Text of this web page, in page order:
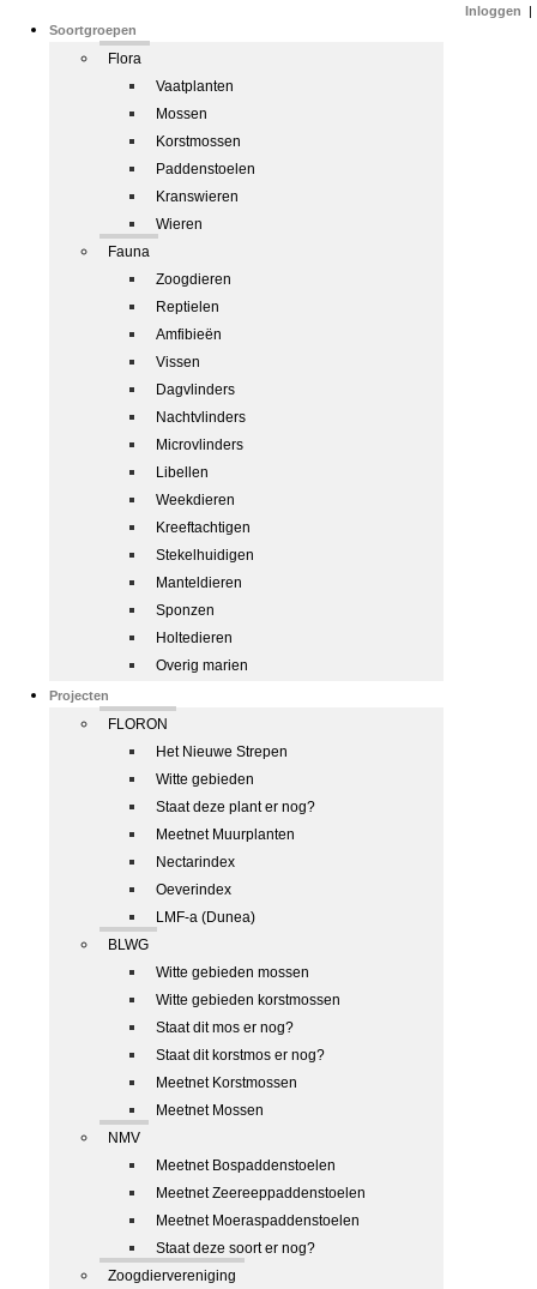
Soortgroepen
Flora
Vaatplanten
Mossen
Korstmossen
Paddenstoelen
Kranswieren
Wieren
Fauna
Zoogdieren
Reptielen
Amfibieën
Vissen
Dagvlinders
Nachtvlinders
Microvlinders
Libellen
Weekdieren
Kreeftachtigen
Stekelhuidigen
Manteldieren
Sponzen
Holtedieren
Overig marien
Projecten
FLORON
Het Nieuwe Strepen
Witte gebieden
Staat deze plant er nog?
Meetnet Muurplanten
Nectarindex
Oeverindex
LMF-a (Dunea)
BLWG
Witte gebieden mossen
Witte gebieden korstmossen
Staat dit mos er nog?
Staat dit korstmos er nog?
Meetnet Korstmossen
Meetnet Mossen
NMV
Meetnet Bospaddenstoelen
Meetnet Zeereeppaddenstoelen
Meetnet Moeraspaddenstoelen
Staat deze soort er nog?
Zoogdiervereniging
Inloggen |